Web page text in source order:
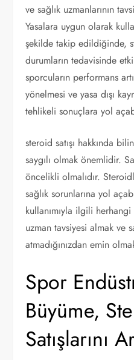
ve sağlık uzmanlarının
Yasalara uygun olarak
şekilde takip edildiğinde,
durumların tedavisinde
sporcuların performans
yönelmesi ve yasa dışı
tehlikeli sonuçlara yol
steroid satışı hakkında
saygılı olmak önemlidir.
öncelikli olmalıdır.
sağlık sorunlarına yol
kullanımıyla ilgili
uzman tavsiyesi almak ve
atmadığınızdan emin
Spor
Büyüme,
Satışlarını